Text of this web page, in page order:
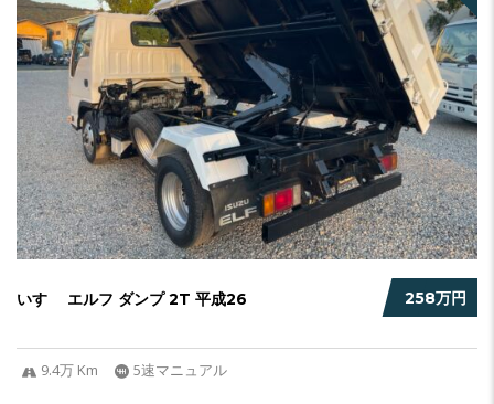
258万円
いすゞ エルフ ダンプ 2T 平成26
9.4万 Km 5速マニュアル